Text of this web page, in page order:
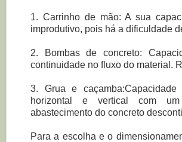
1. Carrinho de mão: A sua
improdutivo, pois há a dificuldade
2. Bombas de concreto:
continuidade no fluxo do material.
3. Grua e
horizontal e vertical com um
abastecimento do concreto
Para a escolha e o